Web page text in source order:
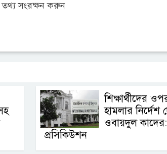
সংরক্ষন করুন
শিক্ষার্থীদের
হামলার নির্দেশ
ওবায়দুল কাদের:
প্রসিকিউশন